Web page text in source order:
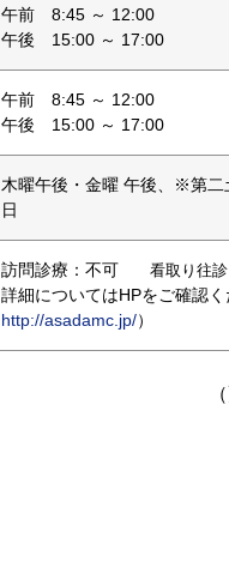
午前 8:45 ～ 12:00
午後 15:00 ～ 17:00
午前 8:45 ～ 12:00
午後 15:00 ～ 17:00
木曜午後・金曜 午後、※第二
日
訪問診療：不可 看取り往診
詳細についてはHPをご確認く
http://asadamc.jp/）